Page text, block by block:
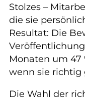
Stolzes –
die sie
Resultat: Die
Monaten um 47
wenn sie richtig
Die Wahl der